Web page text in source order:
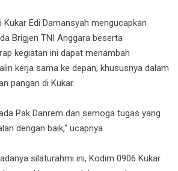
Edi Damansyah mengucapkan
Brigjen TNI Anggara beserta
kegiatan ini dapat menambah
kerja sama ke depan, khususnya dalam
pangan di Kukar.
Pak Danrem dan semoga tugas yang
dengan baik," ucapnya.
silaturahmi ini, Kodim 0906 Kukar